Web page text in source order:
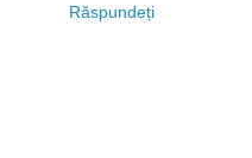
Răspundeți